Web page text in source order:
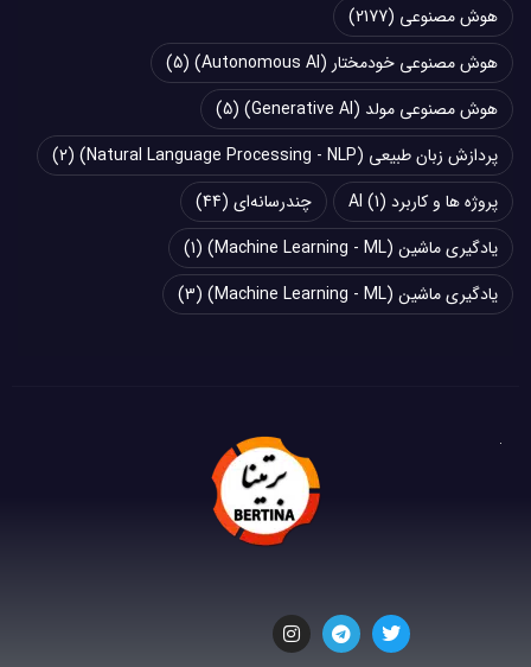
هوش مصنوعی (2177)
هوش مصنوعی خودمختار (Autonomous AI)
(5)
هوش مصنوعی مولد (Generative AI)
(5)
پردازش زبان طبیعی (Natural Language Processing - NLP)
(2)
پروژه ها و کاربرد AI (1) چند‌‌رسانه‌ای (44)
یادگیری ماشین (Machine Learning - ML)
(1)
یادگیری ماشین (Machine Learning - ML)
(3)